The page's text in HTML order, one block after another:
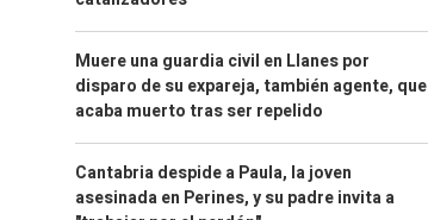
Muere una guardia civil en Llanes por
disparo de su expareja, también agente, que
acaba muerto tras ser repelido
Cantabria despide a Paula, la joven
asesinada en Perines, y su padre invita a